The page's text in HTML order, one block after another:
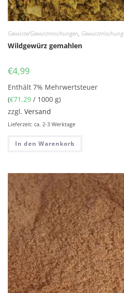
Gewürze/Gewürzmischungen, Gewürzmischung
Wildgewürz gemahlen
€4,99
Enthält 7% Mehrwertsteuer
(€71,29 / 1000 g)
zzgl.Versand
Lieferzeit: ca. 2-3 Werktage
In den Warenkorb